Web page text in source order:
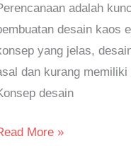
adalah
desain kaos
yang jelas,
dan kurang memiliki
desain
More »